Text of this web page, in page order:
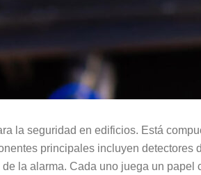
la seguridad en edificios. Está
principales incluyen detectores
la alarma. Cada uno juega un